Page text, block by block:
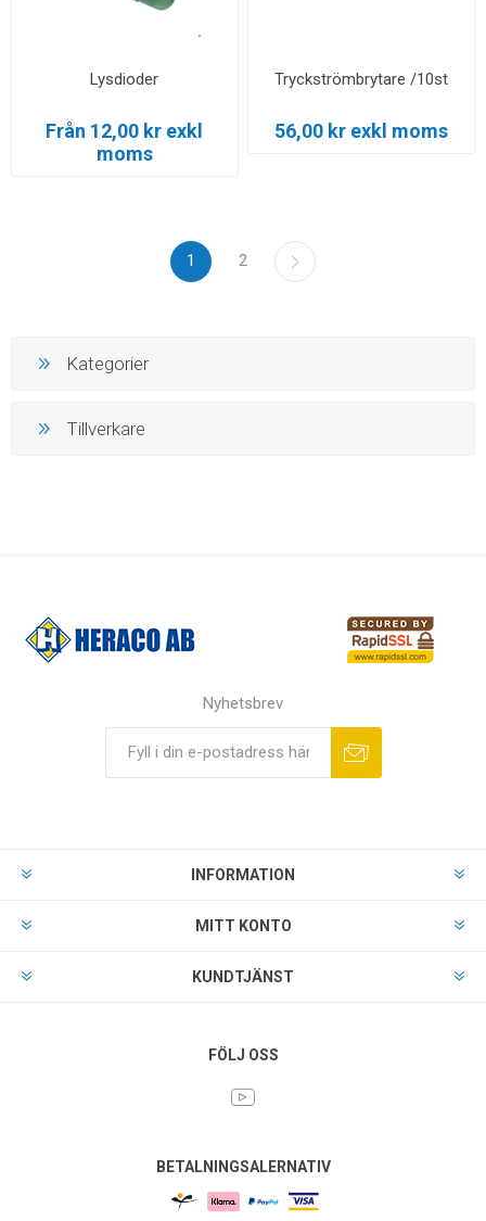
Lysdioder
Från 12,00 kr exkl
moms
Tryckströmbrytare /10st
56,00 kr exkl moms
1 2
Kategorier
Tillverkare
Nyhetsbrev
INFORMATION
MITT KONTO
KUNDTJÄNST
FÖLJ OSS
BETALNINGSALERNATIV